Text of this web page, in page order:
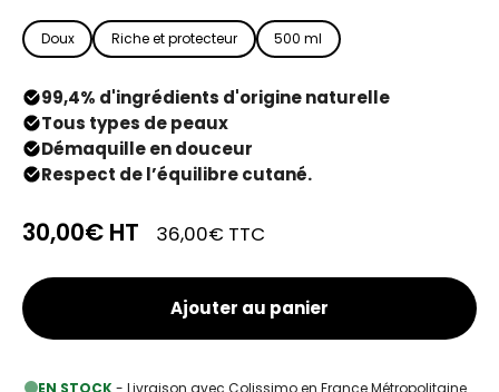
Doux Riche et protecteur 500 ml
99,4% d'ingrédients d'origine naturelle
Tous types de peaux
Démaquille en douceur
Respect de l’équilibre cutané.
30,00€ HT 36,00€ TTC
Ajouter au panier
EN STOCK- Livraison avec Colissimo en France Métropolitaine